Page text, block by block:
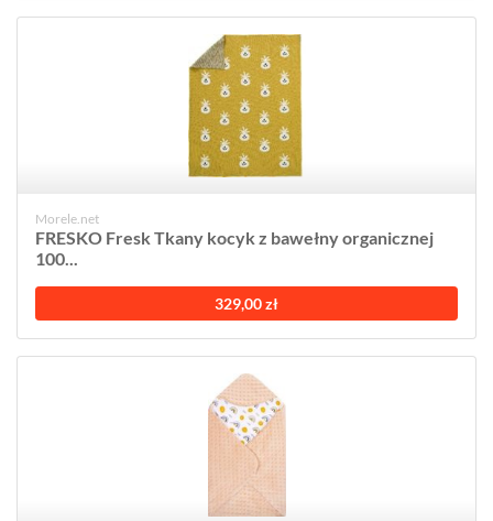
Morele.net
FRESKO Fresk Tkany kocyk z bawełny organicznej
100...
329,00 zł